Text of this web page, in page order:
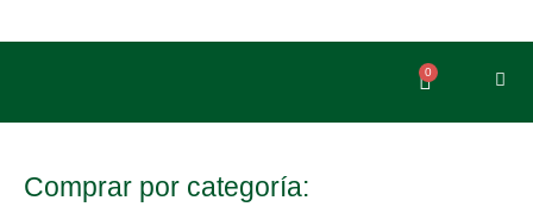
contenido
0
Carrito
Comprar por categoría: